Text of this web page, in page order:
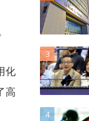
化
高
3
4